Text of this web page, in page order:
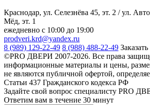
Краснодар, ул. Селезнёва 45, эт. 2 / ул.
Мёд, эт. 1
ежедневно с 10:00 до 19:00
prodveri.krd@yandex.ru
8 (989) 129-22-49 8 (988) 488-22-49
©PRO ДВЕРИ 2007-2026. Все права
информационные материалы и цены,
не являются публичной офертой,
Статьи 437 Гражданского кодекса РФ
Задайте свой вопрос специалисту PRO
Ответим вам в течение 30 минут